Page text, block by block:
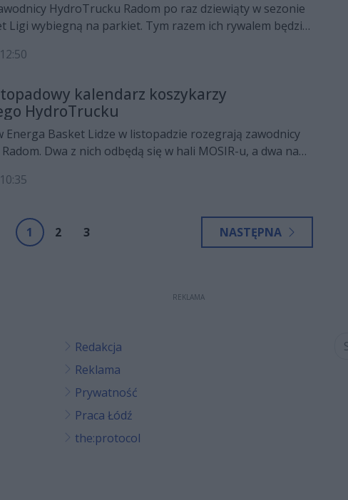
HydroTrucku Radom po raz dziewiąty w sezonie
Ligi wybiegną na parkiet. Tym razem ich rywalem będzie
kalendarz koszykarzy
HydroTrucku
Energa Basket Lidze w listopadzie rozegrają zawodnicy
Dwa z nich odbędą się w hali MOSIR-u, a dwa na
1 2 3 NASTĘPNA
REKLAMA
Redakcja
Reklama
Prywatność
Praca Łódź
the:protocol